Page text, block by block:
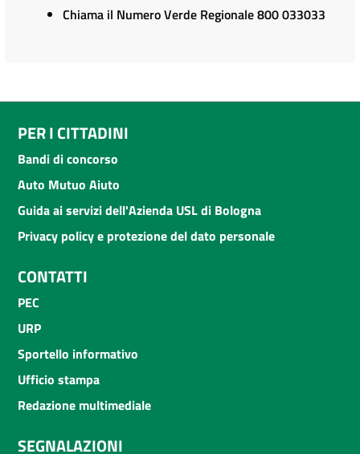
Chiama il Numero Verde Regionale 800 033033
PER I CITTADINI
Bandi di concorso
Auto Mutuo Aiuto
Guida ai servizi dell'Azienda USL di Bologna
Privacy policy e protezione del dato personale
CONTATTI
PEC
URP
Sportello informativo
Ufficio stampa
Redazione multimediale
SEGNALAZIONI